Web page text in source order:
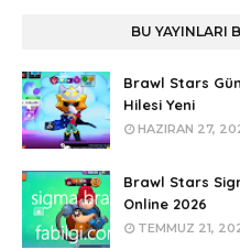
BU YAYINLARI
Brawl Stars
Hilesi Yeni
HAZIRAN 27,
Brawl Stars
Online 2026
TEMMUZ 21,